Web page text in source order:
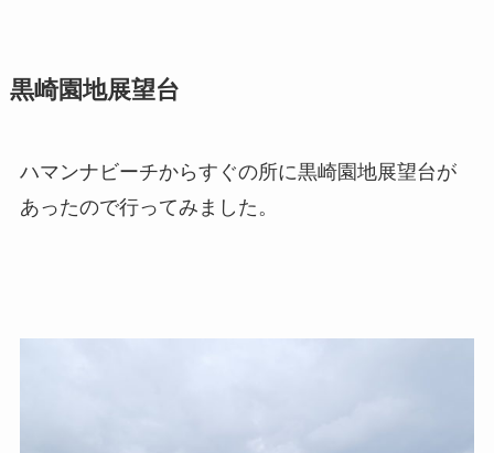
黒崎園地展望台
ハマンナビーチからすぐの所に黒崎園地展望台が
あったので行ってみました。